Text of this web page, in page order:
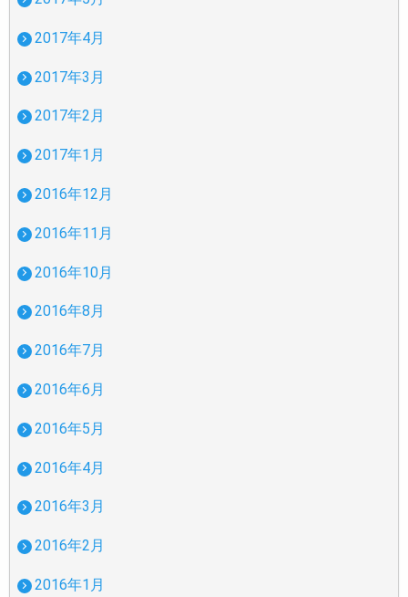
2017年4月
2017年3月
2017年2月
2017年1月
2016年12月
2016年11月
2016年10月
2016年8月
2016年7月
2016年6月
2016年5月
2016年4月
2016年3月
2016年2月
2016年1月